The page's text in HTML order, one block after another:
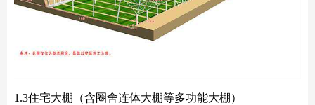
1.3住宅大棚（含圈舍连体大棚等多功能大棚）